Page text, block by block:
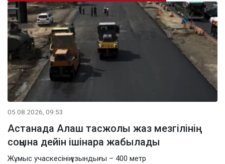
05.08.2026, 09:53
Астанада Алаш тасжолы жаз мезгілінің
соңына дейін ішінара жабылады
Жұмыс учаскесінің ұзындығы – 400 метр